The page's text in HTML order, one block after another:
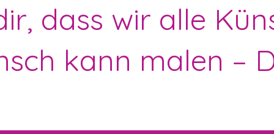
dass wir alle
kann malen –